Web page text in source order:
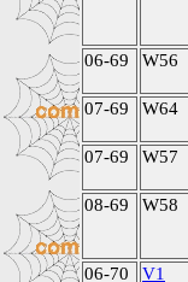
06-69 W56
07-69 W64
07-69 W57
08-69 W58
06-70 V1